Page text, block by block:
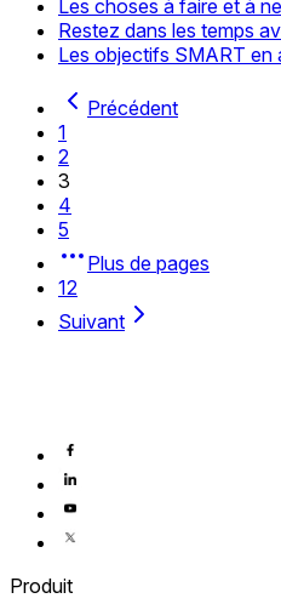
Les choses à faire et à
Restez dans les temps
Les objectifs SMART en
Précédent
1
2
3
4
5
Plus de pages
12
Suivant
Produit